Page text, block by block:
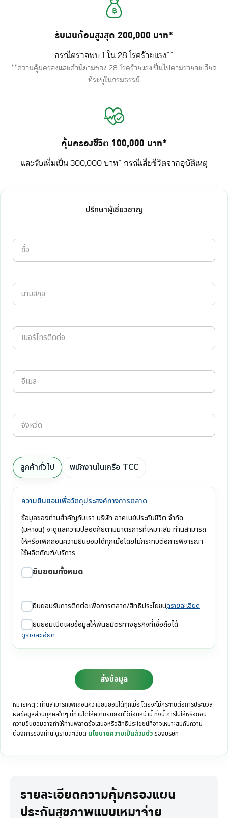
รับเงินก้อนสูงสุด 200,000 บาท*
กรณีตรวจพบ 1 ใน 28 โรคร้ายแรง**
**ความคุ้มครองและคำนิยามของ 28 โรคร้ายแรงเป็นไปตามรายละเอียด
ที่ระบุในกรมธรรม์
คุ้มครองชีวิต 100,000 บาท*
และรับเพิ่มเป็น 300,000 บาท* กรณีเสียชีวิตจากอุบัติเหตุ
ปรึกษาผู้เชี่ยวชาญ
ลูกค้าทั่วไป พนักงานในเครือ TCC
ความยินยอมเพื่อวัตถุประสงค์ทางการตลาด
ข้อมูลของท่านสำคัญกับเรา บริษัท อาคเนย์ประกันชีวิต จำกัด
(มหาชน) จะดูแลความปลอดภัยตามมาตรการที่เหมาะสม ท่านสามารถ
ให้หรือเพิกถอนความยินยอมได้ทุกเมื่อโดยไม่กระทบต่อการพิจารณา
ใช้ผลิตภัณฑ์/บริการ
ยินยอมทั้งหมด
ยินยอมรับการติดต่อเพื่อการตลาด/สิทธิประโยชน์ดูรายละเอียด
ยินยอมเปิดเผยข้อมูลให้พันธมิตรทางธุรกิจที่เชื่อถือได้
ดูรายละเอียด
ส่งข้อมูล
หมายเหตุ : ท่านสามารถเพิกถอนความยินยอมได้ทุกเมื่อ โดยจะไม่กระทบต่อการประมวล
ผลข้อมูลส่วนบุคคลใดๆ ที่ท่านได้ให้ความยินยอมไว้ก่อนหน้านี้ ทั้งนี้ การไม่ให้หรือถอน
ความยินยอมอาจทำให้ท่านพลาดข้อเสนอหรือสิทธิประโยชน์ที่อาจเหมาะสมกับความ
ต้องการของท่าน ดูรายละเอียด นโยบายความเป็นส่วนตัวของบริษัท
รายละเอียดความคุ้มครองแผน
ประกันสุขภาพแบบเหมาจ่าย